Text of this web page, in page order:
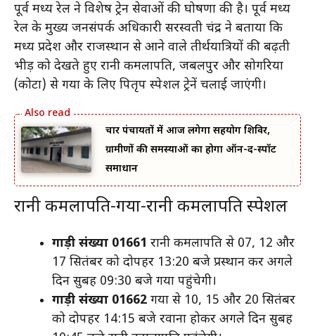
पूर्व मध्य रेल ने विशेष ट्रेन सेवाओं की घोषणा की है। पूर्व मध्य
रेल के मुख्य जनसंपर्क अधिकारी सरस्वती चंद्र ने बताया कि
मध्य प्रदेश और राजस्थान से आने वाले तीर्थयात्रियों की बढ़ती
भीड़ को देखते हुए रानी कमलापति, जबलपुर और सोगरिया
(कोटा) से गया के लिए पितृपक्ष स्पेशल ट्रेनें चलाई जाएंगी।
चार पंचायतों में आज लगेगा सहयोग शिविर,
ग्रामीणों की समस्याओं का होगा ऑन-द-स्पॉट
समाधान
रानी कमलापति-गया-रानी कमलापति स्पेशल
गाड़ी संख्या 01661 रानी कमलापति से 07, 12 और
17 सितंबर को दोपहर 13:20 बजे प्रस्थान कर अगले
दिन सुबह 09:30 बजे गया पहुंचेगी।
गाड़ी संख्या 01662 गया से 10, 15 और 20 सितंबर
को दोपहर 14:15 बजे रवाना होकर अगले दिन सुबह